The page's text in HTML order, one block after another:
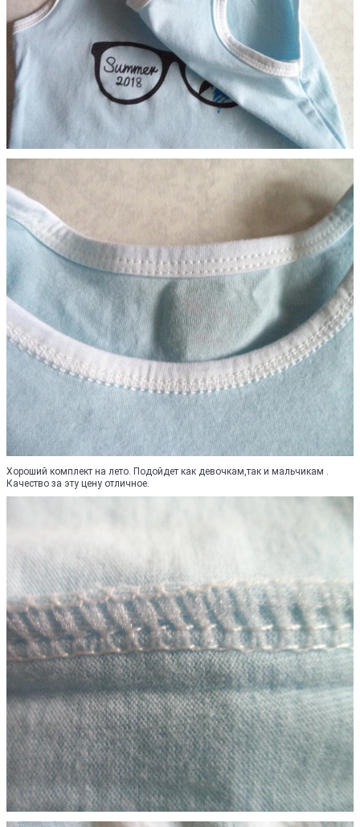
Хороший комплект на лето. Подойдет как девочкам,так и мальчикам .
Качество за эту цену отличное.